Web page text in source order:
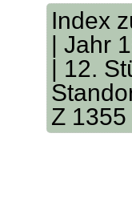
Index
| Jahr
| 12.
Z 1355